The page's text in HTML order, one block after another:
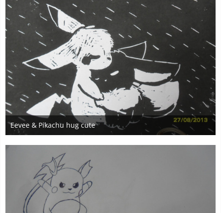
Eevee & Pikachu hug cute
27. August 2013
3